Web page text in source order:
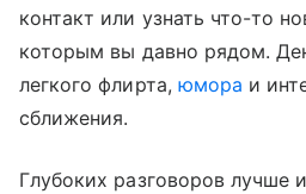
контакт или узнать что-то
которым вы давно рядом.
легкого флирта, юмора и
сближения.
Глубоких разговоров лучше